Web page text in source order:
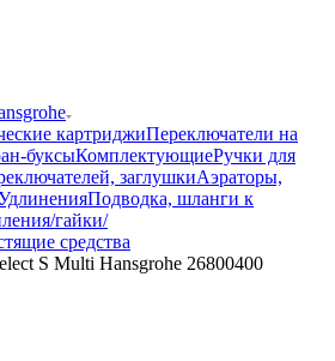
картриджиПереключатели на
буксыКомплектующиеРучки для
заглушкиАэраторы,
Подводка, шланги к
гайки/
средства
S Multi Hansgrohe 26800400